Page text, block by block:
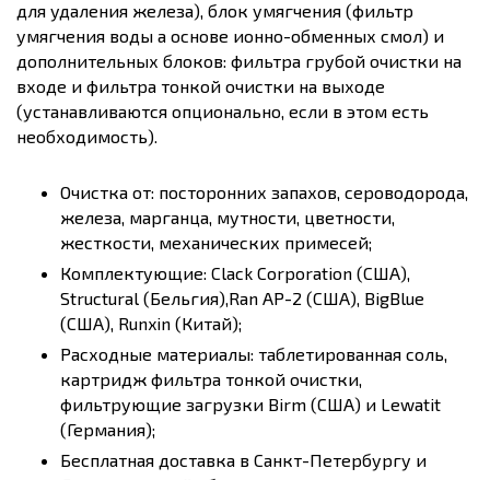
для удаления железа), блок умягчения (фильтр
умягчения воды а основе ионно-обменных смол) и
дополнительных блоков: фильтра грубой очистки на
входе и фильтра тонкой очистки на выходе
(устанавливаются опционально, если в этом есть
необходимость).
Очистка от: посторонних запахов, сероводорода,
железа, марганца, мутности, цветности,
жесткости, механических примесей;
Комплектующие: Clack Corporation (США),
Structural (Бельгия),Ran AP-2 (США), BigBlue
(США), Runxin (Китай);
Расходные материалы: таблетированная соль,
картридж фильтра тонкой очистки,
фильтрующие загрузки Birm (США) и Lewatit
(Германия);
Бесплатная доставка в Санкт-Петербургу и